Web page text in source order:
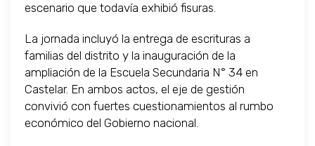
escenario que todavía exhibió fisuras.
La jornada incluyó la entrega de escrituras a
familias del distrito y la inauguración de la
ampliación de la Escuela Secundaria N° 34 en
Castelar. En ambos actos, el eje de gestión
convivió con fuertes cuestionamientos al rumbo
económico del Gobierno nacional.